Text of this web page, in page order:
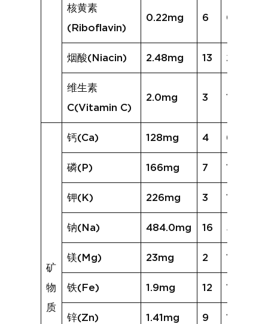
核黄素
(Riboflavin)
0.22mg 6 0.15mg
烟酸(Niacin) 2.48mg 13 2.36mg
维生素
C(Vitamin C)
2.0mg 3 1.1mg
矿
物
质
钙(Ca) 128mg 4 61mg
磷(P) 166mg 7 116mg
钾(K) 226mg 3 142mg
钠(Na) 484.0mg 16 511.7mg
镁(Mg) 23mg 2 12mg
铁(Fe) 1.9mg 12 1.8mg
锌(Zn) 1.41mg 9 1.09mg